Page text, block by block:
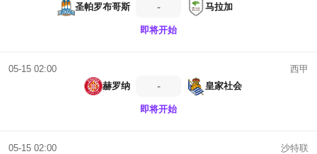
圣帕罗布哥斯
- 马拉加
即将开始
05-15 02:00
西甲
赫罗纳
- 皇家社会
即将开始
05-15 02:00
沙特联